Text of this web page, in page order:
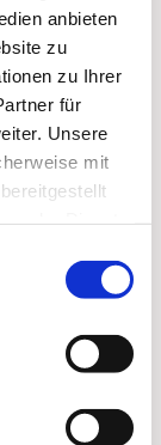
anbieten
zu
zu Ihrer
für
Unsere
mit